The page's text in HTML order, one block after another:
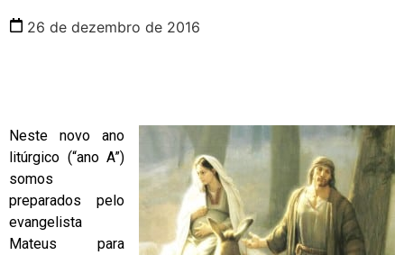
26 de dezembro de 2016
Neste novo ano
litúrgico (“ano A”)
somos
preparados pelo
evangelista
Mateus para